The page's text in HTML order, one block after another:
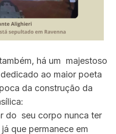
há um majestoso
ao maior poeta
da construção da
do seu corpo nunca ter
já que permanece em